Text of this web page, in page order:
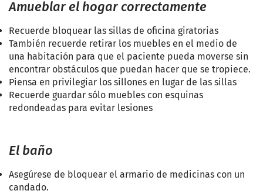
Amueblar el hogar correctamente
Recuerde bloquear las sillas de oficina giratorias
También recuerde retirar los muebles en el medio de
una habitación para que el paciente pueda moverse sin
encontrar obstáculos que puedan hacer que se tropiece.
Piensa en privilegiar los sillones en lugar de las sillas
Recuerde guardar sólo muebles con esquinas
redondeadas para evitar lesiones
El baño
Asegúrese de bloquear el armario de medicinas con un
candado.